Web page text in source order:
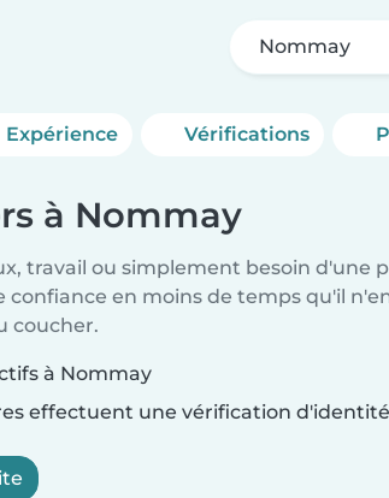
Nommay
Expérience Vérifications
à Nommay
travail ou simplement besoin d'une
confiance en moins de temps qu'il
coucher.
à Nommay
effectuent une vérification